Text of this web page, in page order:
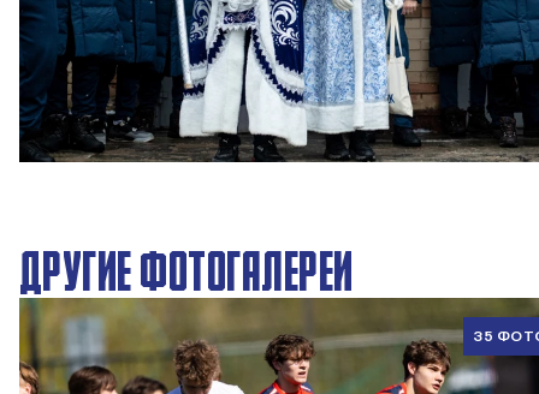
Новогодний праздник в Академии ПФК ЦСКА
27 ДЕКАБРЯ 2025 09:00
ДРУГИЕ ФОТОГАЛЕРЕИ
35